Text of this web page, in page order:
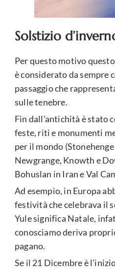
Solstizio
Per questo motivo
è considerato da sempre
passaggio che
sulle tenebre.
Fin dall’antichità è stato
feste, riti e monumenti
per il mondo
Newgrange, Knowth e
Bohuslan in Iran e Val
Ad esempio, in Europa
festività che celebrava il
Yule significa Natale,
conosciamo deriva
pagano.
Se il 21 Dicembre è